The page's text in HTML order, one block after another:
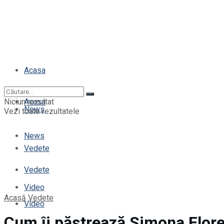
Acasa
News
Vedete
Video
Acasa
News
Vedete
Video
Niciun rezultat
Vezi toate rezultatele
Acasă Vedete